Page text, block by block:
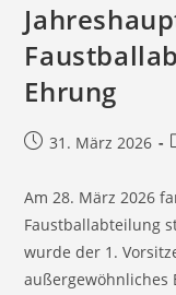
Ehrung
31. März 2026
Am 28. März 2026
Faustballabteilung
wurde der 1.
außergewöhnliches